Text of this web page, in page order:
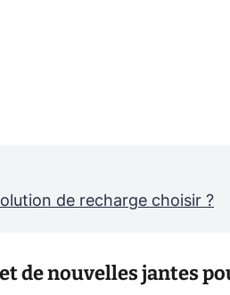
de recharge choisir ?
de nouvelles jantes